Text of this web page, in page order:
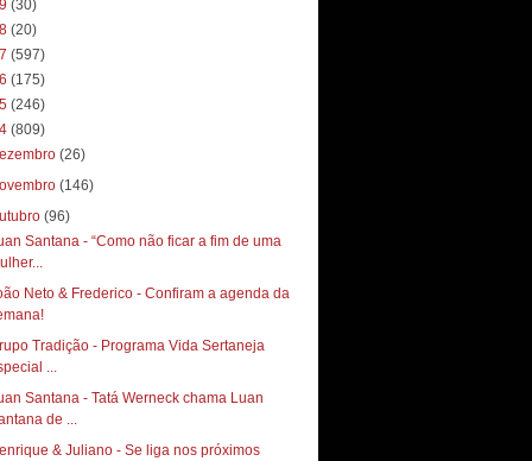
(30)
(20)
(597)
(175)
(246)
(809)
(26)
(146)
(96)
Santana - “Como não ficar a fim de uma
Neto & Frederico - Confiram a agenda da
Tradição - Programa Vida Sertaneja
...
Santana - Tatá Werneck chama Luan
de ...
& Juliano - Se liga nos próximos